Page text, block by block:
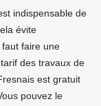
indispensable de
évite
faut faire une
des travaux de
est gratuit
pouvez le